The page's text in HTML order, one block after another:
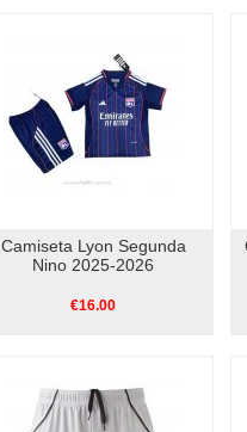
Camiseta Lyon Segunda
Nino 2025-2026
€16.00